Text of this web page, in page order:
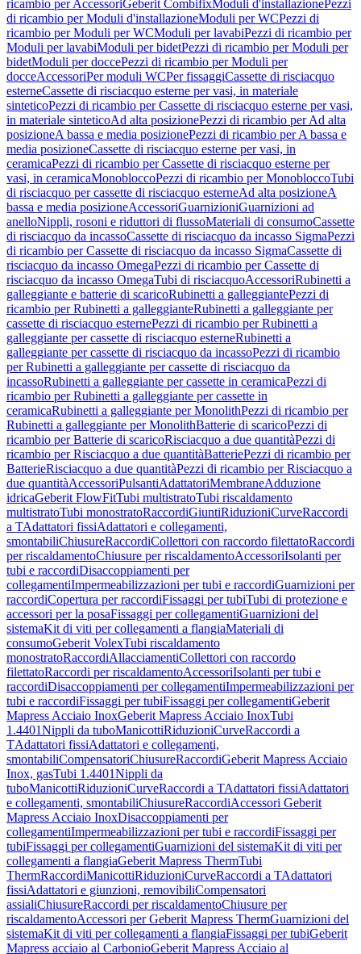
ricambio per AccessoriGeberit CombifixModuli d'installazionePezzi
di ricambio per Moduli d'installazioneModuli per WCPezzi di
ricambio per Moduli per WCModuli per lavabiPezzi di ricambio per
Moduli per lavabiModuli per bidetPezzi di ricambio per Moduli per
bidetModuli per doccePezzi di ricambio per Moduli per
docceAccessoriPer moduli WCPer fissaggiCassette di risciacquo
esterneCassette di risciacquo esterne per vasi, in materiale
sinteticoPezzi di ricambio per Cassette di risciacquo esterne per vasi,
in materiale sinteticoAd alta posizionePezzi di ricambio per Ad alta
posizioneA bassa e media posizionePezzi di ricambio per A bassa e
media posizioneCassette di risciacquo esterne per vasi, in
ceramicaPezzi di ricambio per Cassette di risciacquo esterne per
vasi, in ceramicaMonobloccoPezzi di ricambio per MonobloccoTubi
di risciacquo per cassette di risciacquo esterneAd alta posizioneA
bassa e media posizioneAccessoriGuarnizioniGuarnizioni ad
anelloNippli, rosoni e riduttori di flussoMateriali di consumoCassette
di risciacquo da incassoCassette di risciacquo da incasso SigmaPezzi
di ricambio per Cassette di risciacquo da incasso SigmaCassette di
risciacquo da incasso OmegaPezzi di ricambio per Cassette di
risciacquo da incasso OmegaTubi di risciacquoAccessoriRubinetti a
galleggiante e batterie di scaricoRubinetti a galleggiantePezzi di
ricambio per Rubinetti a galleggianteRubinetti a galleggiante per
cassette di risciacquo esternePezzi di ricambio per Rubinetti a
galleggiante per cassette di risciacquo esterneRubinetti a
galleggiante per cassette di risciacquo da incassoPezzi di ricambio
per Rubinetti a galleggiante per cassette di risciacquo da
incassoRubinetti a galleggiante per cassette in ceramicaPezzi di
ricambio per Rubinetti a galleggiante per cassette in
ceramicaRubinetti a galleggiante per MonolithPezzi di ricambio per
Rubinetti a galleggiante per MonolithBatterie di scaricoPezzi di
ricambio per Batterie di scaricoRisciacquo a due quantitàPezzi di
ricambio per Risciacquo a due quantitàBatteriePezzi di ricambio per
BatterieRisciacquo a due quantitàPezzi di ricambio per Risciacquo a
due quantitàAccessoriPulsantiAdattatoriMembraneAdduzione
idricaGeberit FlowFitTubi multistratoTubi riscaldamento
multistratoTubi monostratoRaccordiGiuntiRiduzioniCurveRaccordi
a TAdattatori fissiAdattatori e collegamenti,
smontabiliChiusureRaccordiCollettori con raccordo filettatoRaccordi
per riscaldamentoChiusure per riscaldamentoAccessoriIsolanti per
tubi e raccordiDisaccoppiamenti per
collegamentiImpermeabilizzazioni per tubi e raccordiGuarnizioni per
raccordiCopertura per raccordiFissaggi per tubiTubi di protezione e
accessori per la posaFissaggi per collegamentiGuarnizioni del
sistemaKit di viti per collegamenti a flangiaMateriali di
consumoGeberit VolexTubi riscaldamento
monostratoRaccordiAllacciamentiCollettori con raccordo
filettatoRaccordi per riscaldamentoAccessoriIsolanti per tubi e
raccordiDisaccoppiamenti per collegamentiImpermeabilizzazioni per
tubi e raccordiFissaggi per tubiFissaggi per collegamentiGeberit
Mapress Acciaio InoxGeberit Mapress Acciaio InoxTubi
1.4401Nippli da tuboManicottiRiduzioniCurveRaccordi a
TAdattatori fissiAdattatori e collegamenti,
smontabiliCompensatoriChiusureRaccordiGeberit Mapress Acciaio
Inox, gasTubi 1.4401Nippli da
tuboManicottiRiduzioniCurveRaccordi a TAdattatori fissiAdattatori
e collegamenti, smontabiliChiusureRaccordiAccessori Geberit
Mapress Acciaio InoxDisaccoppiamenti per
collegamentiImpermeabilizzazioni per tubi e raccordiFissaggi per
tubiFissaggi per collegamentiGuarnizioni del sistemaKit di viti per
collegamenti a flangiaGeberit Mapress ThermTubi
ThermRaccordiManicottiRiduzioniCurveRaccordi a TAdattatori
fissiAdattatori e giunzioni, removibiliCompensatori
assialiChiusureRaccordi per riscaldamentoChiusure per
riscaldamentoAccessori per Geberit Mapress ThermGuarnizioni del
sistemaKit di viti per collegamenti a flangiaFissaggi per tubiGeberit
Mapress acciaio al CarbonioGeberit Mapress Acciaio al